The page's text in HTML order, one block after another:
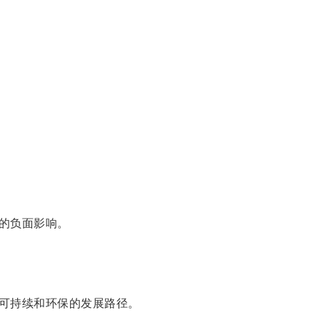
面影响。
续和环保的发展路径。